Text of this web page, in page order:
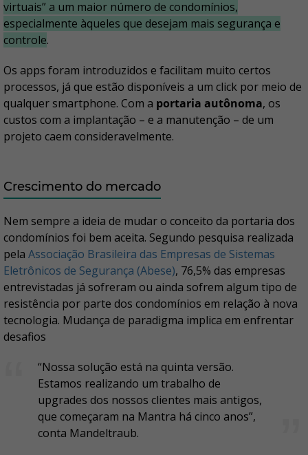
virtuais” a um maior número de condomínios,
especialmente àqueles que desejam mais segurança e
controle.
Os apps foram introduzidos e facilitam muito certos
processos, já que estão disponíveis a um click por meio de
qualquer smartphone. Com a portaria autônoma, os
custos com a implantação – e a manutenção – de um
projeto caem consideravelmente.
Crescimento do mercado
Nem sempre a ideia de mudar o conceito da portaria dos
condomínios foi bem aceita. Segundo pesquisa realizada
pela Associação Brasileira das Empresas de Sistemas
Eletrônicos de Segurança (Abese), 76,5% das empresas
entrevistadas já sofreram ou ainda sofrem algum tipo de
resistência por parte dos condomínios em relação à nova
tecnologia. Mudança de paradigma implica em enfrentar
desafios
“Nossa solução está na quinta versão.
Estamos realizando um trabalho de
upgrades dos nossos clientes mais antigos,
que começaram na Mantra há cinco anos”,
conta Mandeltraub.